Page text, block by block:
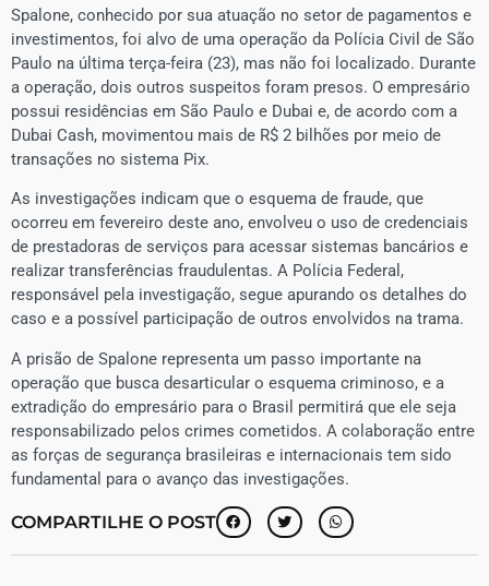
Spalone, conhecido por sua atuação no setor de pagamentos e
investimentos, foi alvo de uma operação da Polícia Civil de São
Paulo na última terça-feira (23), mas não foi localizado. Durante
a operação, dois outros suspeitos foram presos. O empresário
possui residências em São Paulo e Dubai e, de acordo com a
Dubai Cash, movimentou mais de R$ 2 bilhões por meio de
transações no sistema Pix.
As investigações indicam que o esquema de fraude, que
ocorreu em fevereiro deste ano, envolveu o uso de credenciais
de prestadoras de serviços para acessar sistemas bancários e
realizar transferências fraudulentas. A Polícia Federal,
responsável pela investigação, segue apurando os detalhes do
caso e a possível participação de outros envolvidos na trama.
A prisão de Spalone representa um passo importante na
operação que busca desarticular o esquema criminoso, e a
extradição do empresário para o Brasil permitirá que ele seja
responsabilizado pelos crimes cometidos. A colaboração entre
as forças de segurança brasileiras e internacionais tem sido
fundamental para o avanço das investigações.
COMPARTILHE O POST